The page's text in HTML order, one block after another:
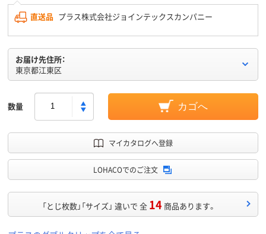
直送品 プラス株式会社ジョインテックスカンパニー
お届け先住所：
東京都江東区
数量 カゴへ
マイカタログへ登録
LOHACOでのご注文
「とじ枚数」「サイズ」 違いで 全 14 商品あります。